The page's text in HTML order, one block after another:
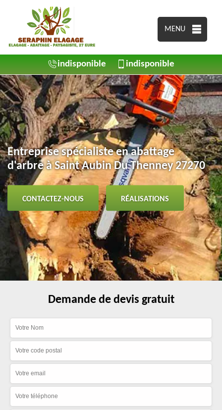
MENU
indisponible indisponible
Entreprise spécialiste en abattage
d'arbre à Saint Aubin Du Thenney 27270
CONTACTEZ-NOUS RÉALISATIONS
Demande de devis gratuit